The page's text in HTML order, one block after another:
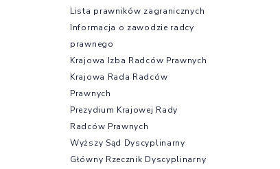
Lista prawników zagranicznych
Informacja o zawodzie radcy
prawnego
Krajowa Izba Radców Prawnych
Krajowa Rada Radców
Prawnych
Prezydium Krajowej Rady
Radców Prawnych
Wyższy Sąd Dyscyplinarny
Główny Rzecznik Dyscyplinarny